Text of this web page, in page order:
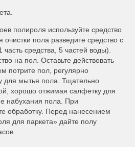
полироля используйте средство
пола разведите средство с
средства, 5 частей воды).
на пол. Оставьте действовать
потрите пол, регулярно
для мытья пола. Тщательно
хорошо отжимая салфетку для
набухания пола. При
обработку. Перед нанесением
для паркета» дайте полу